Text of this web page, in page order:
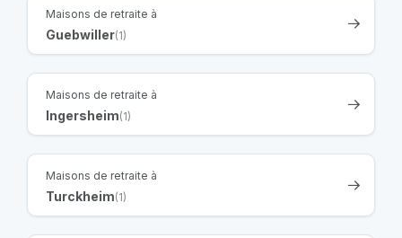
Maisons de retraite à
Guebwiller(1)
Maisons de retraite à
Ingersheim(1)
Maisons de retraite à
Turckheim(1)